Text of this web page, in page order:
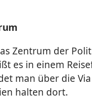
Zentrum der
es in einem
man über die
halten dort.